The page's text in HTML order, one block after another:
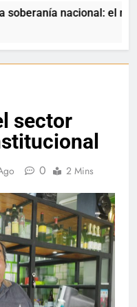
nacional: el
sector
0 2 Mins